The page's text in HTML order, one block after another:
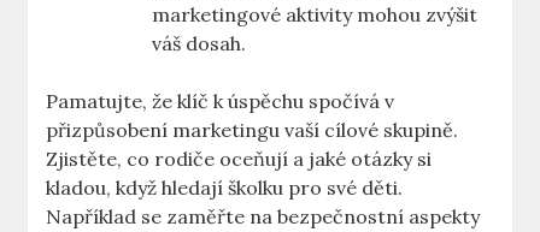
marketingové aktivity mohou zvýšit
váš dosah.
Pamatujte, že klíč k úspěchu spočívá v
přizpůsobení marketingu vaší cílové skupině.
Zjistěte, co rodiče oceňují a jaké otázky si
kladou, když hledají školku pro své děti.
Například se zaměřte na bezpečnostní aspekty